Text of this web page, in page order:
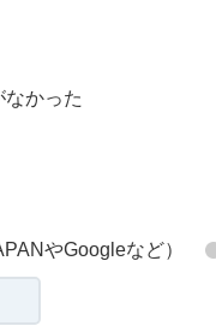
かった
やGoogleなど）